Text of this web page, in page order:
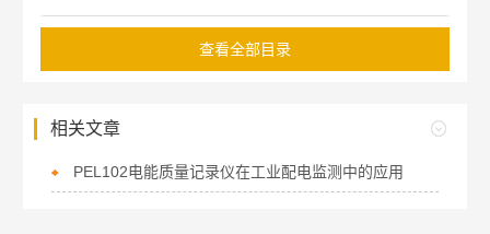
查看全部目录
相关文章
PEL102电能质量记录仪在工业配电监测中的应用